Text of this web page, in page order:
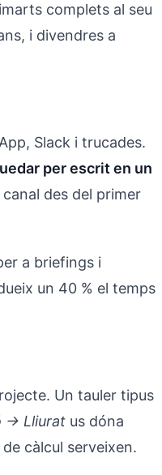
complets al seu
i divendres a
Slack i trucades.
per escrit en un
des del primer
a briefings i
un 40 % el temps
Un tauler tipus
→ Lliurat us dóna
càlcul serveixen.